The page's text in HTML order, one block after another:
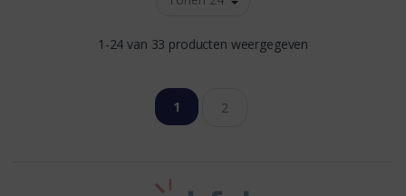
1-24 van 33 producten weergegeven
1 2